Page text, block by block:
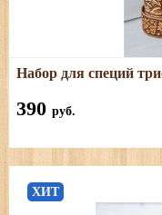
Размеры: длина -
Набор для специй
390 руб.
ХИТ